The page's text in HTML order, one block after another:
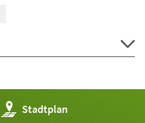
Stadtplan
(Öffnet
in